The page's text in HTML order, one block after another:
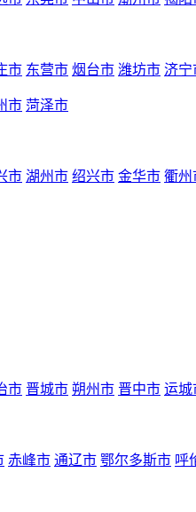
市 东营市 烟台市 潍坊市 济宁
市 菏泽市
市 湖州市 绍兴市 金华市 衢州
市 晋城市 朔州市 晋中市 运城
赤峰市 通辽市 鄂尔多斯市 呼